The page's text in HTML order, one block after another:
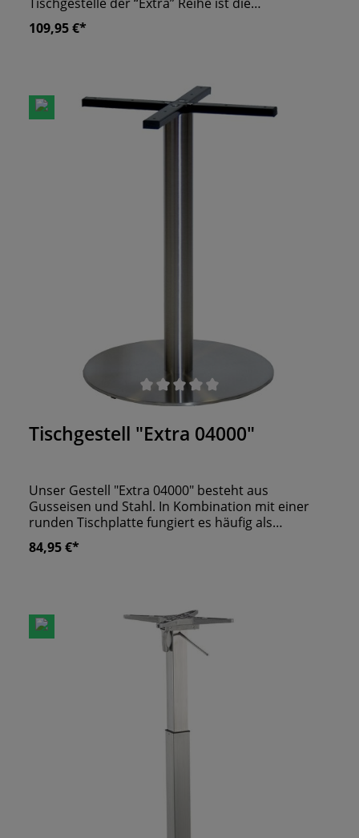
Konstruktion aus Gusseisen und Stahl gefertigt.
Dank der Mittelsäule haben Ihre Gäste
flexibel einsetzbar und mit einer Vielzahl runder
Tischplatten kombinierbar. Ihrer Kreativität ist
freien Lauf gesetzt! Stellen Sie sich eine
Tischkombination zusammen, die den
109,95 €*
Durchschnittliche Bewertung von 0 von 5 Sternen
Tischgestell "Extra 04000"
Unser Gestell "Extra 04000" besteht aus
Gusseisen und Stahl. In Kombination mit einer
runden Tischplatte fungiert es häufig als
Bistrotisch. Das Tischgestell kann mit Platten mit
einem Durchmesser von bis zu 80 cm kombiniert
modernen Finish, weshalb unsere Kunden dieses
Gestell gerne in Restaurants und Bars einsetzen.
Für Tischplatten geeignet:- ø 60 cm- ø 70 cm-
84,95 €*